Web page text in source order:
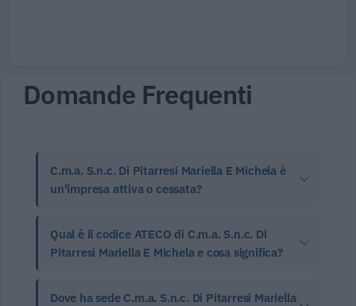
Domande Frequenti
C.m.a. S.n.c. Di Pitarresi Mariella E Michela è
un'impresa attiva o cessata?
Qual è il codice ATECO di C.m.a. S.n.c. Di
Pitarresi Mariella E Michela e cosa significa?
Dove ha sede C.m.a. S.n.c. Di Pitarresi Mariella